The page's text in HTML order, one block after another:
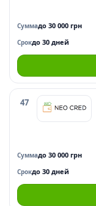
Суммадо 30 000 грн
Срокдо 30 дней
47
Суммадо 30 000 грн
Срокдо 30 дней